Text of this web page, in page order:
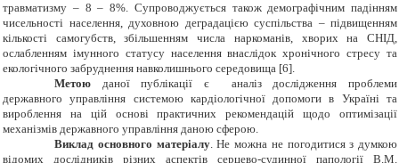
травматизму – 8 – 8%. Супроводжується також демографічним падінням
чисельності населення, духовною деградацією суспільства – підвищенням
кількості самогубств, збільшенням числа наркоманів, хворих на СНІД,
ослабленням імунного статусу населення внаслідок хронічного стресу та
екологічного забруднення навколишнього середовища [6].
Метою даної публікації є аналіз дослідження проблеми
державного управління системою кардіологічної допомоги в Україні та
вироблення на цій основі практичних рекомендацій щодо оптимізації
механізмів державного управління даною сферою.
Виклад основного матеріалу. Не можна не погодитися з думкою
відомих дослідників різних аспектів серцево-судинної папології В.М.